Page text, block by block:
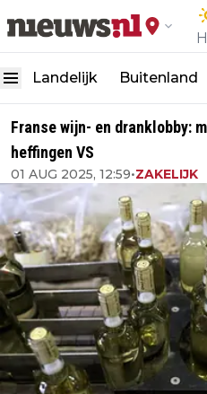
Landelijk Buitenland
Franse wijn- en dranklobby:
heffingen VS
01 AUG 2025, 12:59•ZAKELIJK